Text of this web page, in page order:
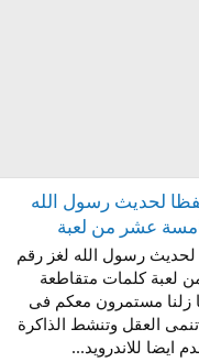
لحديث رسول الله
لحديث رسول الله لغز رقم
لعبة كلمات متقاطعة
وما زلنا مستمرون معكم فى
العقل وتنشط الذاكرة
ايضا للاندرويد...